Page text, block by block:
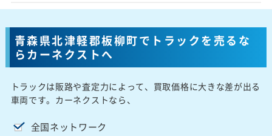
青森県北津軽郡板柳町でトラックを売るな
らカーネクストへ
トラックは販路や査定力によって、買取価格に大きな差が出る
車両です。カーネクストなら、
全国ネットワーク